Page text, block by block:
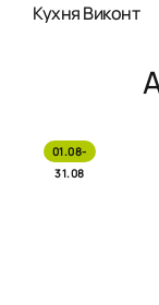
Кухня Виконт
01.08-
31.08